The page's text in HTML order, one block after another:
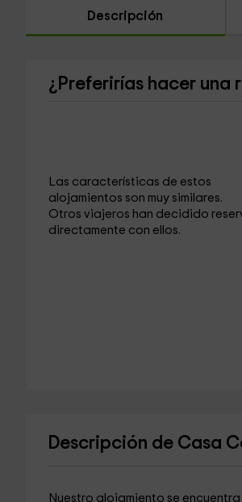
Descripción
¿Preferirías hacer una
Las características de estos
alojamientos son muy similares.
Otros viajeros han decidido
directamente con ellos.
Descripción de Casa
Nuestro alojamiento se encuentra